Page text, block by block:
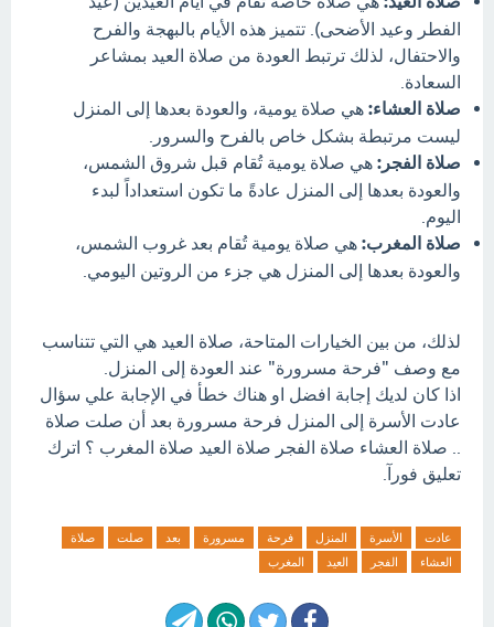
الفطر وعيد الأضحى). تتميز هذه الأيام بالبهجة والفرح
والاحتفال، لذلك ترتبط العودة من صلاة العيد بمشاعر
السعادة.
صلاة العشاء: هي صلاة يومية، والعودة بعدها إلى المنزل
ليست مرتبطة بشكل خاص بالفرح والسرور.
صلاة الفجر: هي صلاة يومية تُقام قبل شروق الشمس،
والعودة بعدها إلى المنزل عادةً ما تكون استعداداً لبدء
اليوم.
صلاة المغرب: هي صلاة يومية تُقام بعد غروب الشمس،
والعودة بعدها إلى المنزل هي جزء من الروتين اليومي.
لذلك، من بين الخيارات المتاحة، صلاة العيد هي التي تتناسب
مع وصف "فرحة مسرورة" عند العودة إلى المنزل.
اذا كان لديك إجابة افضل او هناك خطأ في الإجابة علي سؤال
عادت الأسرة إلى المنزل فرحة مسرورة بعد أن صلت صلاة
.. صلاة العشاء صلاة الفجر صلاة العيد صلاة المغرب ؟ اترك
تعليق فورآ.
عادت الأسرة المنزل فرحة مسرورة بعد صلت
صلاة
العشاء
الفجر العيد المغرب